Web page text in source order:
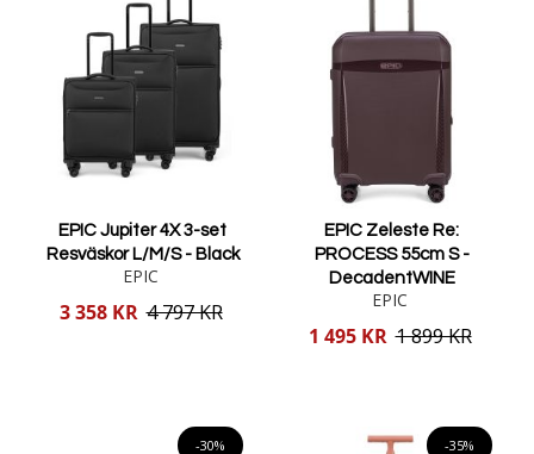
EPIC Jupiter 4X 3-set
Resväskor L/M/S - Black
EPIC
Reducerat
3 358 KR 4 797 KR
EPIC Zeleste Re:
PROCESS 55cm S -
DecadentWINE
EPIC
Reducerat
1 495 KR 1 899 KR
-30% -35%